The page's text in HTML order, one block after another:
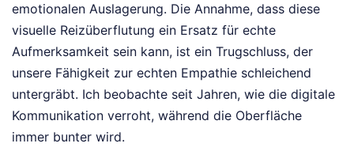
emotionalen Auslagerung. Die Annahme, dass diese
visuelle Reizüberflutung ein Ersatz für echte
Aufmerksamkeit sein kann, ist ein Trugschluss, der
unsere Fähigkeit zur echten Empathie schleichend
untergräbt. Ich beobachte seit Jahren, wie die digitale
Kommunikation verroht, während die Oberfläche
immer bunter wird.